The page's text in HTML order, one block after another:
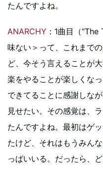
たんですよね。
ANARCHY ：1曲目（
味ない＞って、これまで
ど、今そう言えることが
楽をやることが楽しくな
できてることに感謝しな
見せたい。その感覚は、
たんですよね。最初はゲ
たけど、それはもうみん
っぱいいる。だったら、